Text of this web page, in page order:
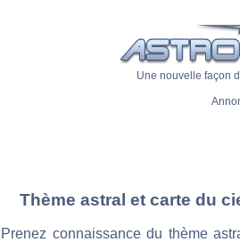
Une nouvelle façon
Thème astral et carte du
Prenez connaissance du thème